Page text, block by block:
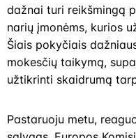
dažnai turi reikšmingą
narių įmonėms, kurios
Šiais pokyčiais
mokesčių taikymą,
užtikrinti skaidrumą
Pastaruoju metu,